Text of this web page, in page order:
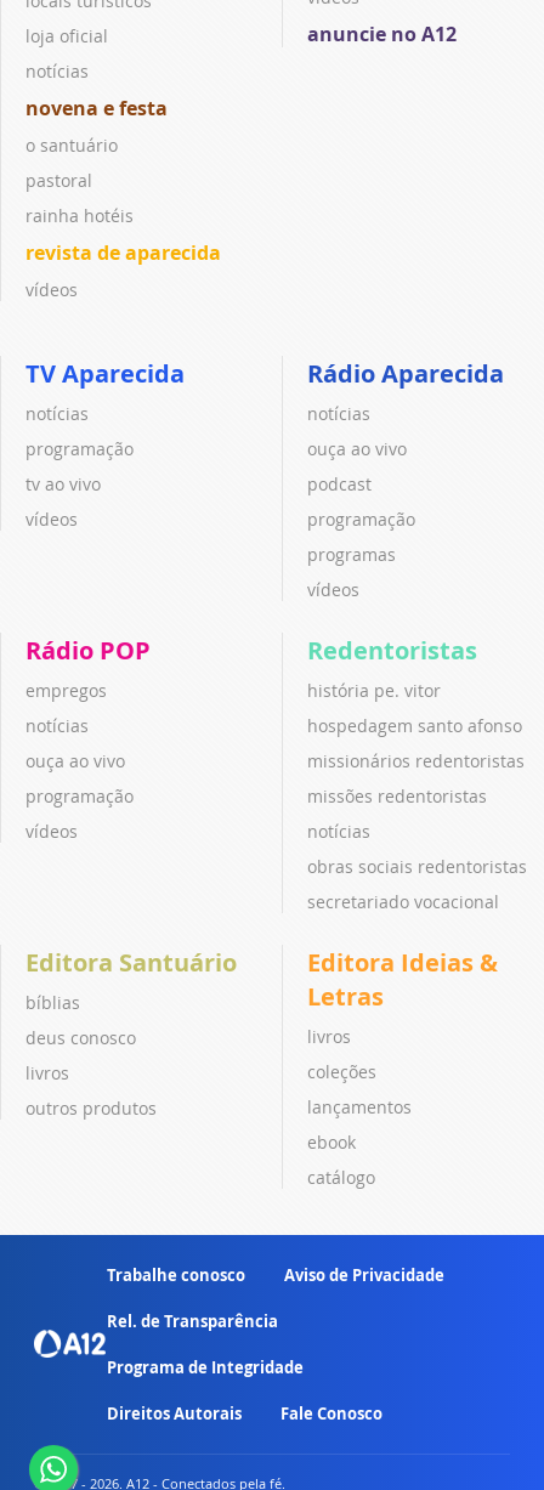
loja oficial
notícias
novena e festa
o santuário
pastoral
rainha hotéis
revista de aparecida
vídeos
anuncie no A12
TV Aparecida
notícias
programação
tv ao vivo
vídeos
Rádio Aparecida
notícias
ouça ao vivo
podcast
programação
programas
vídeos
Rádio POP
empregos
notícias
ouça ao vivo
programação
vídeos
Redentoristas
história pe. vitor
hospedagem santo afonso
missionários redentoristas
missões redentoristas
notícias
obras sociais redentoristas
secretariado vocacional
Editora Santuário
bíblias
deus conosco
livros
outros produtos
Editora Ideias &
Letras
livros
coleções
lançamentos
ebook
catálogo
Trabalhe conosco Aviso de Privacidade
Rel. de Transparência
Programa de Integridade
Direitos Autorais Fale Conosco
© 2007 - 2026. A12 - Conectados pela fé.